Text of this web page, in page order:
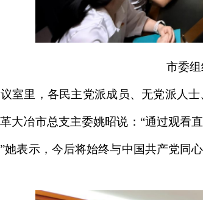
市委
室里，各民主党派成员、无党派人
大冶市总支主委姚昭说：“通过观看
她表示，今后将始终与中国共产党同